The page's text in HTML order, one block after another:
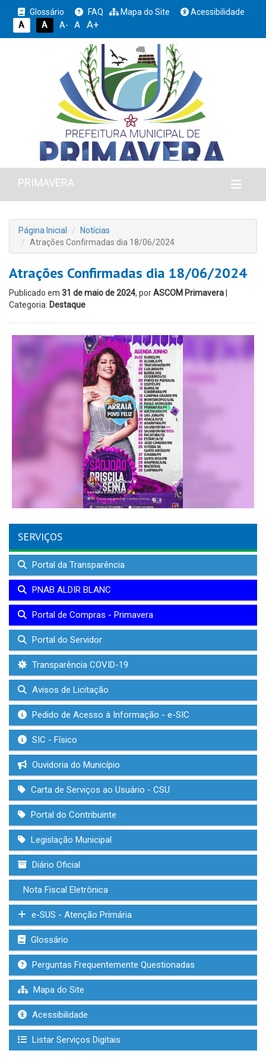
Glossário FAQ Mapa do Site
Acessibilidade
A
A A- A A+
PRIMAVERA
Página Inicial
Notícias
Atrações Confirmadas dia 18/06/2024
Atrações Confirmadas dia 18/06/2024
Publicado em 31 de maio de 2024, porASCOM Primavera
Categoria: Destaque
SERVIÇOS
Portal da Transparência
PNAB ALDIR BLANC
Portal de Compras - Primavera
Portal do Servidor
Transparência COVID-19
Avisos de Licitação
Pedido de Acesso à Informação - e-SIC
SIC - Físico
Ouvidoria do Município
Carta de Serviços ao Usuário - CSU
Portal do Contribuinte
Legislação Municipal
Diário Oficial
Nota Fiscal Eletrônica
e-SUS - Atenção Primária
Glossário
Perguntas Frequentemente Questionadas
Mapa do Site
Acessibilidade
Listar Serviços Digitais